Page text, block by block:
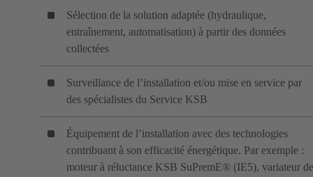
Sélection de la solution adaptée (hydraulique,
entraînement, automatisation) à partir des données
collectées
Surveillance de l’installation et/ou mise en service par
des spécialistes du Service KSB
Équipement de l’installation avec des technologies
contribuant à son efficacité énergétique. Par exemple :
moteur à réluctance KSB SuPremE® (IE5), variateur de